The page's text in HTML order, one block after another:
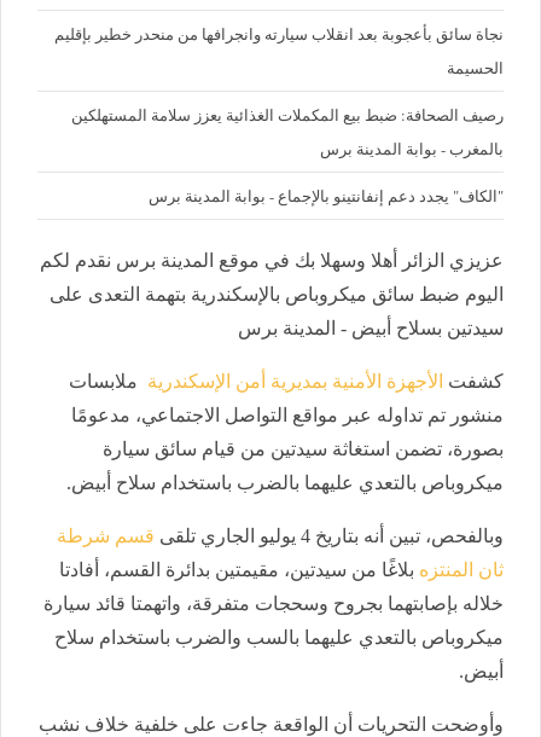
نجاة سائق بأعجوبة بعد انقلاب سيارته وانجرافها من منحدر خطير بإقليم
الحسيمة
رصيف الصحافة: ضبط بيع المكملات الغذائية يعزز سلامة المستهلكين
بالمغرب - بوابة المدينة برس
"الكاف" يجدد دعم إنفانتينو بالإجماع - بوابة المدينة برس
عزيزي الزائر أهلا وسهلا بك في موقع المدينة برس نقدم لكم
اليوم ضبط سائق ميكروباص بالإسكندرية بتهمة التعدى على
سيدتين بسلاح أبيض - المدينة برس
كشفت الأجهزة الأمنية بمديرية أمن الإسكندرية ملابسات
منشور تم تداوله عبر مواقع التواصل الاجتماعي، مدعومًا
بصورة، تضمن استغاثة سيدتين من قيام سائق سيارة
ميكروباص بالتعدي عليهما بالضرب باستخدام سلاح أبيض.
وبالفحص، تبين أنه بتاريخ 4 يوليو الجاري تلقى
قسم شرطة
ثان المنتزه بلاغًا من سيدتين، مقيمتين بدائرة القسم، أفادتا
خلاله بإصابتهما بجروح وسحجات متفرقة، واتهمتا قائد سيارة
ميكروباص بالتعدي عليهما بالسب والضرب باستخدام سلاح
أبيض.
وأوضحت التحريات أن الواقعة جاءت على خلفية خلاف نشب